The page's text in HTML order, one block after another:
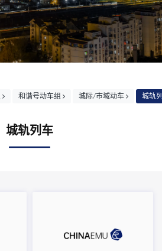
和谐号动车组 城际/市域动车 城轨
城轨列车